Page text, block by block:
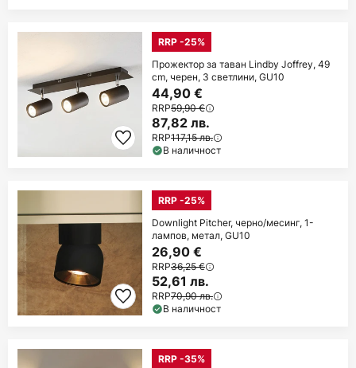
RRP -25%
Прожектор за таван Lindby Joffrey, 49
cm, черен, 3 светлини, GU10
44,90 €
RRP59,90 €
87,82 лв.
RRP117,15 лв.
В наличност
RRP -25%
Downlight Pitcher, черно/месинг, 1-
лампов, метал, GU10
26,90 €
RRP36,25 €
52,61 лв.
RRP70,90 лв.
В наличност
RRP -35%